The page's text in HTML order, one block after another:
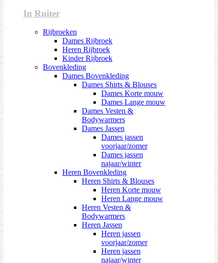
In Ruiter
Rijbroeken
Dames Rijbroek
Heren Rijbroek
Kinder Rijbroek
Bovenkleding
Dames Bovenkleding
Dames Shirts & Blouses
Dames Korte mouw
Dames Lange mouw
Dames Vesten &
Bodywarmers
Dames Jassen
Dames jassen
voorjaar/zomer
Dames jassen
najaar/winter
Heren Bovenkleding
Heren Shirts & Blouses
Heren Korte mouw
Heren Lange mouw
Heren Vesten &
Bodywarmers
Heren Jassen
Heren jassen
voorjaar/zomer
Heren jassen
najaar/winter